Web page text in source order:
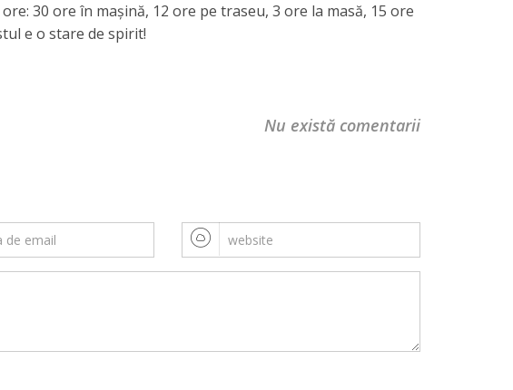
30 ore în mașină, 12 ore pe traseu, 3 ore la masă, 15 ore
e o stare de spirit!
Nu există comentarii